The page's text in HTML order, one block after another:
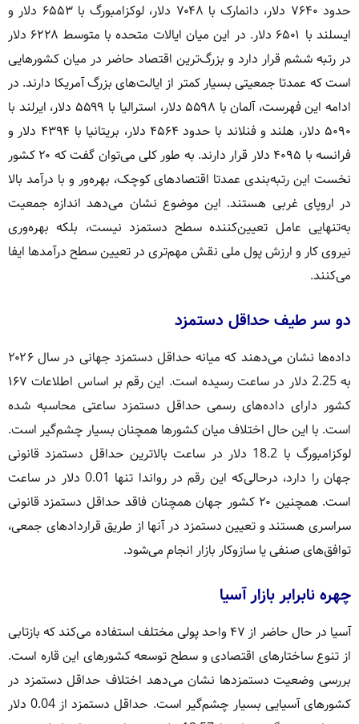
حدود ۷۶۴۰ دلار، دانمارک با ۷۰۴۸ دلار، لوکزامبورگ با ۶۵۵۳ دلار و
ایسلند با ۶۵۰۱ دلار. در این میان ایالات متحده با متوسط ۶۲۲۸ دلار
در رتبه ششم قرار دارد و بزرگ‌ترین اقتصاد حاضر در میان کشورهایی
است که عمدتا جمعیتی بسیار کمتر از ایالت‌های بزرگ آمریکا دارند. در
ادامه این فهرست، آلمان با ۵۵۹۸ دلار، استرالیا با ۵۵۹۹ دلار، ایرلند با
۵۰۹۰ دلار، هلند و فنلاند با حدود ۴۵۶۴ دلار، بریتانیا با ۴۳۹۴ دلار و
فرانسه با ۴۰۹۵ دلار قرار دارند. به طور کلی می‌توان گفت که ۲۰ کشور
نخست این رتبه‌بندی عمدتا اقتصادهای کوچک، بهره‌ور و با درآمد بالا
در اروپای غربی هستند. این موضوع نشان می‌دهد اندازه جمعیت
به‌تنهایی عامل تعیین‌کننده سطح دستمزد نیست، بلکه بهره‌وری
نیروی کار و ارزش پول ملی نقش مهم‌تری در تعیین سطح درآمدها ایفا
می‌کنند.
دو سر طیف حداقل دستمزد
داده‌ها نشان می‌دهند که میانه حداقل دستمزد جهانی در سال ۲۰۲۶
به 2.25 دلار در ساعت رسیده است. این رقم بر اساس اطلاعات ۱۶۷
کشور دارای داده‌های رسمی حداقل دستمزد ساعتی محاسبه شده
است. با این حال اختلاف میان کشورها همچنان بسیار چشم‌گیر است.
لوکزامبورگ با 18.2 دلار در ساعت بالاترین حداقل دستمزد قانونی
جهان را دارد، درحالی‌که این رقم در رواندا تنها 0.01 دلار در ساعت
است. همچنین ۲۰ کشور جهان همچنان فاقد حداقل دستمزد قانونی
سراسری هستند و تعیین دستمزد در آنها از طریق قراردادهای جمعی،
توافق‌های صنفی یا سازوکار بازار انجام می‌شود.
چهره نابرابر بازار آسیا
آسیا در حال حاضر از ۴۷ واحد پولی مختلف استفاده می‌کند که بازتابی
از تنوع ساختارهای اقتصادی و سطح توسعه کشورهای این قاره است.
بررسی وضعیت دستمزدها نشان می‌دهد اختلاف حداقل دستمزد در
کشورهای آسیایی بسیار چشم‌گیر است. حداقل دستمزد از 0.04 دلار